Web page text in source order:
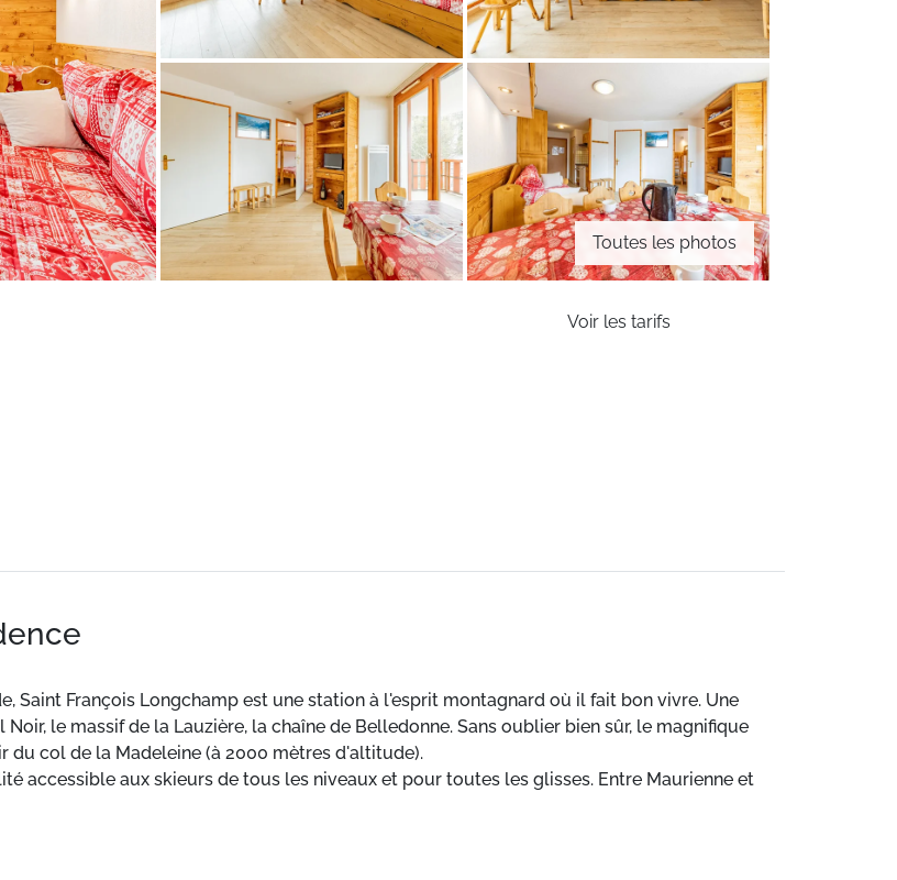
Toutes les photos
Voir les tarifs
Saint François Longchamp est une station à l'esprit montagnard où il fait bon vivre. Une
le massif de la Lauzière, la chaîne de Belledonne. Sans oublier bien sûr, le magnifique
du col de la Madeleine (à 2000 mètres d'altitude).
accessible aux skieurs de tous les niveaux et pour toutes les glisses. Entre Maurienne et
vous ouvre avec sa voisine Valmorel le GRAND DOMAINE, autour du célèbre Col de la